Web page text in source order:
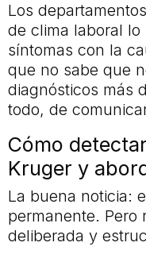
Los
de clima laboral lo
síntomas con la
que no sabe que
diagnósticos más
todo, de
Cómo
Kruger y
La buena noticia:
permanente. Pero
deliberada y